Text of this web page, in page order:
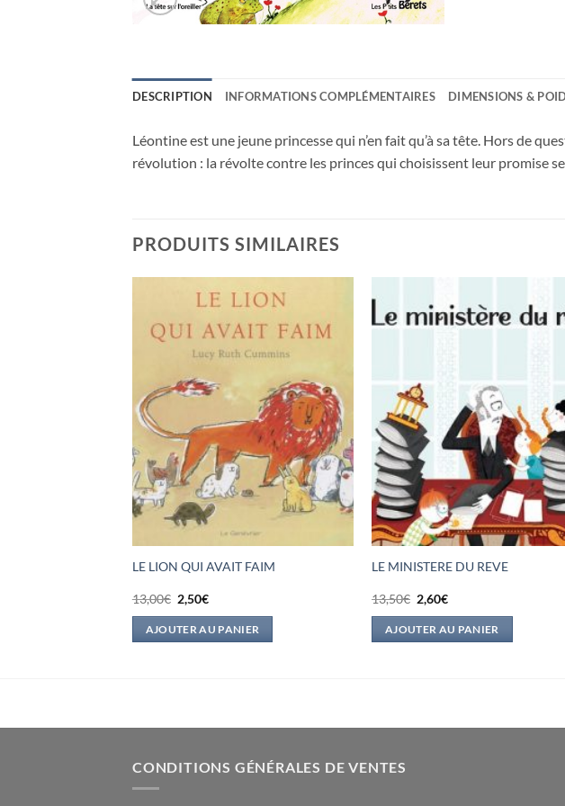
DESCRIPTION INFORMATIONS COMPLÉMENTAIRES DIMENSIONS &
Léontine est une jeune princesse qui n’en fait qu’à sa tête. Hors de
révolution : la révolte contre les princes qui choisissent leur promise
PRODUITS SIMILAIRES
LE LION QUI AVAIT FAIM
13,00€ Le
prix
initial
était :
2,50€Le
actuel
est :
AJOUTER AU PANIER
LE MINISTERE DU REVE
13,50€ Le
prix
initial
était :
2,60€Le
actuel
est :
AJOUTER AU PANIER
CONDITIONS GÉNÉRALES DE VENTES